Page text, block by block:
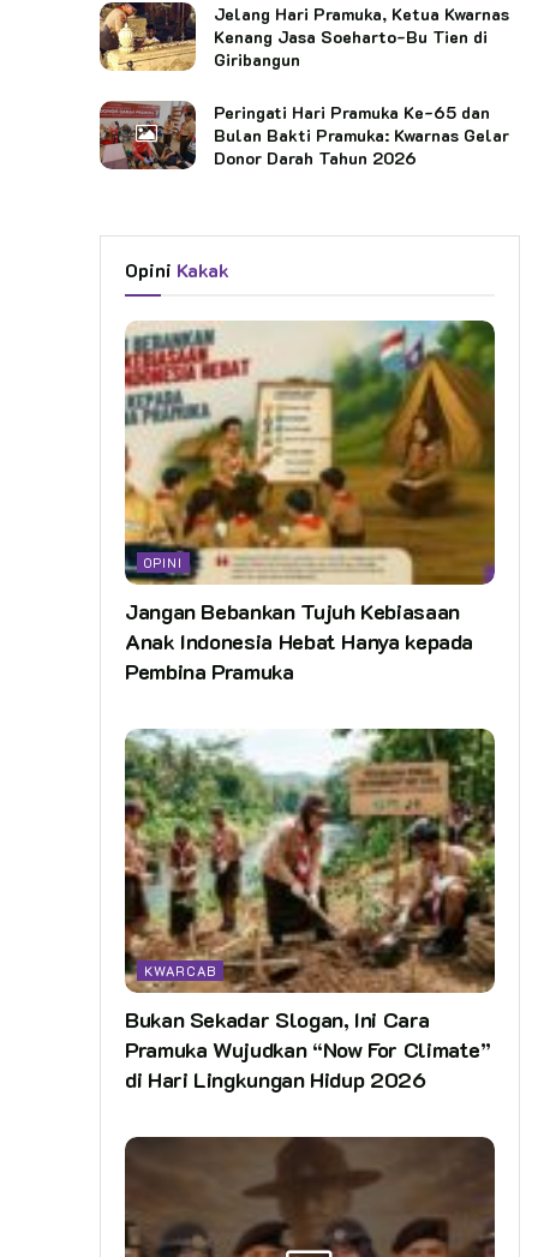
Jelang Hari Pramuka, Ketua Kwarnas
Kenang Jasa Soeharto-Bu Tien di
Giribangun
Peringati Hari Pramuka Ke-65 dan
Bulan Bakti Pramuka: Kwarnas Gelar
Donor Darah Tahun 2026
Opini Kakak
OPINI
Jangan Bebankan Tujuh Kebiasaan
Anak Indonesia Hebat Hanya kepada
Pembina Pramuka
KWARCAB
Bukan Sekadar Slogan, Ini Cara
Pramuka Wujudkan “Now For Climate”
di Hari Lingkungan Hidup 2026